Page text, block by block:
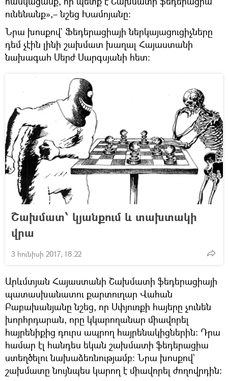
ունենանք»,– նշեց Խամոյանը։
Նրա խոսքով` Ֆեդերացիայի ներկայացուցիչները
դեմ չէին լինի շախմատ խաղալ Հայաստանի
նախագահ Սերժ Սարգսյանի հետ։
Շախմատ՝ կյանքում և տախտակի
վրա
3 հունիսի 2017, 18:22
Արևմտյան Հայաստանի Շախմատի ֆեդերացիայի
պատասխանատու քարտուղար Վահան
Բաբախանյանը նշեց, որ Սփյուռքի հայերը չունեն
խորհրդարան, որը կկարողանար միավորել
հայրենիքից դուրս ապրող հայրենակիցներին։ Դրա
համար էլ հանդես եկան շախմատի ֆեդերացիա
ստեղծելու նախաձեռնությամբ։ Նրա խոսքով`
շախմատը նույնպես կարող է միավորել ժողովրդին։